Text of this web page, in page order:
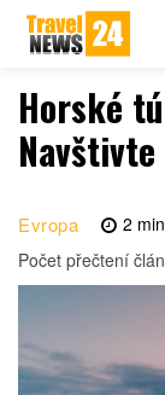
Horské
Evropa 2
Počet přečtení